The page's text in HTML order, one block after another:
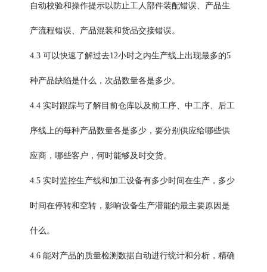
自动校验和操作提示以防止工人部件装配错误、产品生
产流程错误、产品混装和货品交接错误。
4.3 可以快速了解过去12小时之内生产线上出现最多的5
种产品缺陷是什么，次品数量各是多少。
4.4 实时跟踪与了解目前仓库以及前工序、中工序、后工
序线上的每种产品数量各是多少，要分别供应给哪些供
应商，哪些客户，何时能够及时交货。
4.5 实时监控生产线和加工设备有多少时间在生产，多少
时间在停转和空转，影响设备生产潜能的最主要原因是
什么。
4.6 能对产品的 质量检测数据自动进行统计和分析，精确